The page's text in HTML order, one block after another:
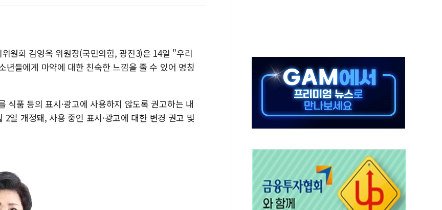
트럼프, 中 겨냥 폴리실리콘 관세 15% 부과…美 태양광주 급등
남동발전, 해남군에 국내 최대 규모 400MW 태양광 착공…여의도 1.6배 규모
[인도증시] 중동 불안 속 유가 상승에 소폭 하락...금융주 낙폭 커
원회 김영옥 위원장(국민의힘, 광진3)은 14일 "우리
들에게 마약에 대한 친숙한 느낌을 줄 수 있어 명칭
품 등의 표시·광고에 사용하지 않도록 권고하는 내
일 개정돼, 사용 중인 표시·광고에 대한 변경 권고 및